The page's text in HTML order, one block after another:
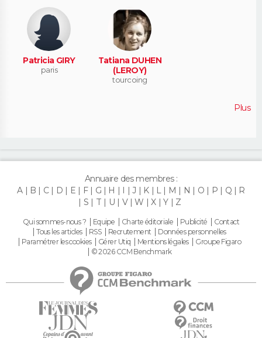
Patricia GIRY
paris
Tatiana DUHEN
(LEROY)
tourcoing
Plus
Annuaire des membres :
A
B C D E F G H J K L M N O P Q
R
S
T U V W X Y Z
Qui sommes-nous ? Equipe Charte éditoriale Publicité
Contact
Tous les articles
RSS Recrutement
Données personnelles
Paramétrer les cookies
Gérer Utiq Mentions légales
Groupe Figaro
© 2026 CCM Benchmark